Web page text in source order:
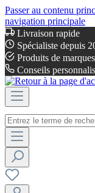
Passer au contenu
navigation principale
Livraison rapide
Spécialiste depuis
Produits de
Conseils